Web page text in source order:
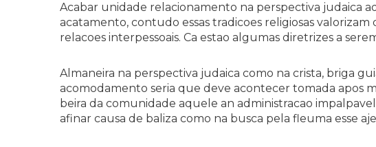
Acabar unidade relacionamento na perspectiva judaica
acatamento, contudo essas tradicoes religiosas
relacoes interpessoais. Ca estao algumas diretrizes a
Almaneira na perspectiva judaica como na crista, briga
acomodamento seria que deve acontecer tomada apos
beira da comunidade aquele an administracao
afinar causa de baliza como na busca pela fleuma esse